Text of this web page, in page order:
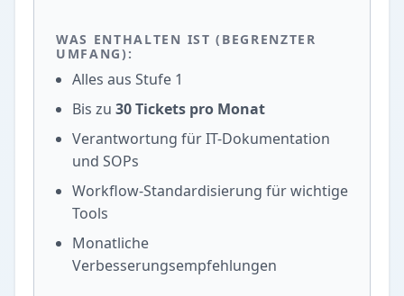
WAS ENTHALTEN IST (BEGRENZTER
UMFANG):
Alles aus Stufe 1
Bis zu 30 Tickets pro Monat
Verantwortung für IT-Dokumentation
und SOPs
Workflow-Standardisierung für wichtige
Tools
Monatliche
Verbesserungsempfehlungen